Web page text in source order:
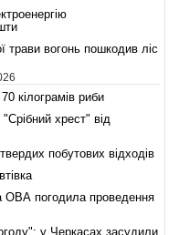
трави вогонь пошкодив ліс
кілограмів риби
хрест" від
побутових відходів
ОВА погодила проведення
у Черкасах засудили